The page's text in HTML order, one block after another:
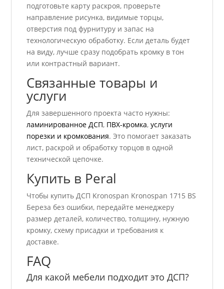
подготовьте карту раскроя, проверьте
направление рисунка, видимые торцы,
отверстия под фурнитуру и запас на
технологическую обработку. Если деталь будет
на виду, лучше сразу подобрать кромку в тон
или контрастный вариант.
Связанные товары и
услуги
Для завершенного проекта часто нужны:
ламинированное ДСП, ПВХ-кромка,услуги
порезки и кромкования. Это помогает заказать
лист, раскрой и обработку торцов в одной
технической цепочке.
Купить в Peral
Чтобы купить ДСП Kronospan Kronospan 1715 BS
Береза без ошибки, передайте менеджеру
размер деталей, количество, толщину, нужную
кромку, схему присадки и требования к
доставке.
FAQ
Для какой мебели подходит это ДСП?